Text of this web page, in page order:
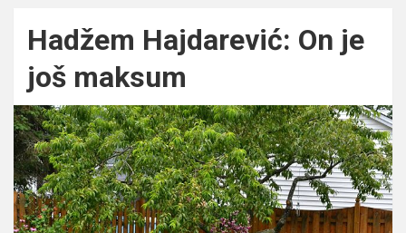
Hadžem Hajdarević: On je
još maksum